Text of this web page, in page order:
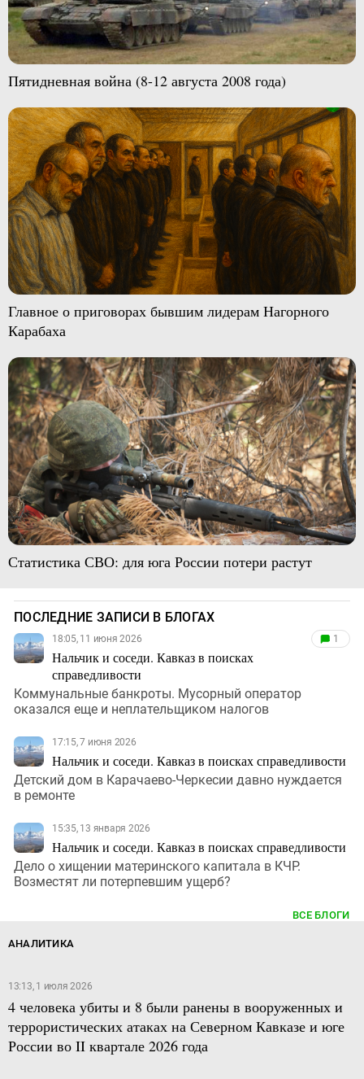
Пятидневная война (8-12 августа 2008 года)
Главное о приговорах бывшим лидерам Нагорного
Карабаха
Статистика СВО: для юга России потери растут
ПОСЛЕДНИЕ ЗАПИСИ В БЛОГАХ
18:05, 11 июня 2026
Нальчик и соседи. Кавказ в поисках
справедливости
1
Коммунальные банкроты. Мусорный оператор
оказался еще и неплательщиком налогов
17:15, 7 июня 2026
Нальчик и соседи. Кавказ в поисках справедливости
Детский дом в Карачаево-Черкесии давно нуждается
в ремонте
15:35, 13 января 2026
Нальчик и соседи. Кавказ в поисках справедливости
Дело о хищении материнского капитала в КЧР.
Возместят ли потерпевшим ущерб?
ВСЕ БЛОГИ
АНАЛИТИКА
13:13, 1 июля 2026
4 человека убиты и 8 были ранены в вооруженных и
террористических атаках на Северном Кавказе и юге
России во II квартале 2026 года